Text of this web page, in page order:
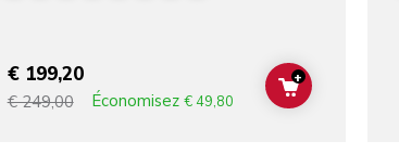
€ 199,20
€ 249,00 Économisez € 49,80 ADD TO CART
+